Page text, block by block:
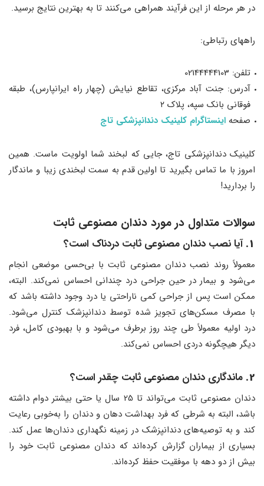
در هر مرحله از این فرآیند همراهی می‌کنند تا به بهترین نتایج برسید.
راههای رتباطی:
تلفن: 02144444103
آدرس: جنت آباد مرکزی، تقاطع نیایش (چهار راه ایرانپارس)، طبقه
فوقانی بانک سپه، پلاک ۲
صفحه اينستاگرام کلینیک دندانپزشکی تاج
کلینیک دندانپزشکی تاج، جایی که لبخند شما اولویت ماست. همین
امروز با ما تماس بگیرید تا اولین قدم به سمت لبخندی زیبا و ماندگار
را بردارید!
سوالات متداول در مورد دندان مصنوعی ثابت
1. آیا نصب دندان مصنوعی ثابت دردناک است؟
معمولاً روند نصب دندان مصنوعی ثابت با بی‌حسی موضعی انجام
می‌شود و بیمار در حین جراحی درد چندانی احساس نمی‌کند. البته،
ممکن است پس از جراحی کمی ناراحتی یا درد وجود داشته باشد که
با مصرف مسکن‌های تجویز شده توسط دندانپزشک کنترل می‌شود.
درد اولیه معمولاً طی چند روز برطرف می‌شود و با بهبودی کامل، فرد
دیگر هیچگونه دردی احساس نمی‌کند.
2. ماندگاری دندان مصنوعی ثابت چقدر است؟
دندان مصنوعی ثابت می‌تواند تا 25 سال یا حتی بیشتر دوام داشته
باشد، البته به شرطی که فرد بهداشت دهان و دندان را به‌خوبی رعایت
کند و به توصیه‌های دندانپزشک در زمینه نگهداری دندان‌ها عمل کند.
بسیاری از بیماران گزارش کرده‌اند که دندان مصنوعی ثابت خود را
بیش از دو دهه با موفقیت حفظ کرده‌اند.